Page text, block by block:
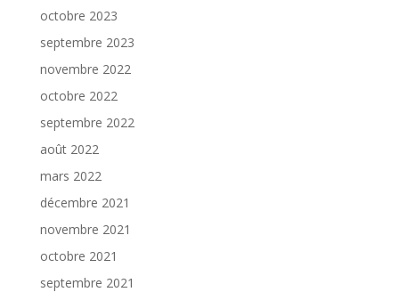
octobre 2023
septembre 2023
novembre 2022
octobre 2022
septembre 2022
août 2022
mars 2022
décembre 2021
novembre 2021
octobre 2021
septembre 2021